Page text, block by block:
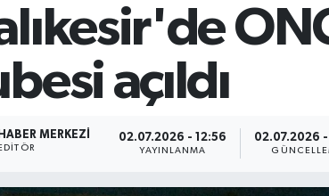
açıldı
HABER MERKEZI
EDITÖR
02.07.2026 - 12:56
YAYINLANMA
02.07.2026 -